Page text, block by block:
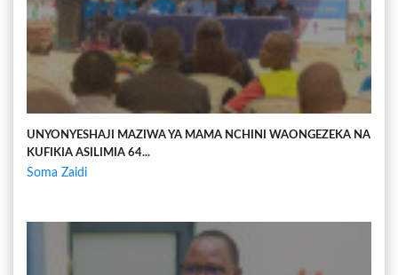
UNYONYESHAJI MAZIWA YA MAMA NCHINI WAONGEZEKA NA
KUFIKIA ASILIMIA 64...
Soma Zaidi